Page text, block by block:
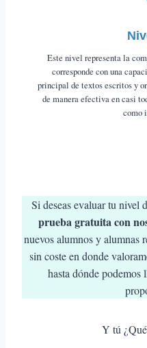
Este nivel representa la
corresponde con una
principal de textos escritos y
de manera efectiva en casi
como
Si deseas evaluar tu nivel
prueba gratuita con
nuevos alumnos y alumnas
sin coste en donde
hasta dónde podemos
Y tú